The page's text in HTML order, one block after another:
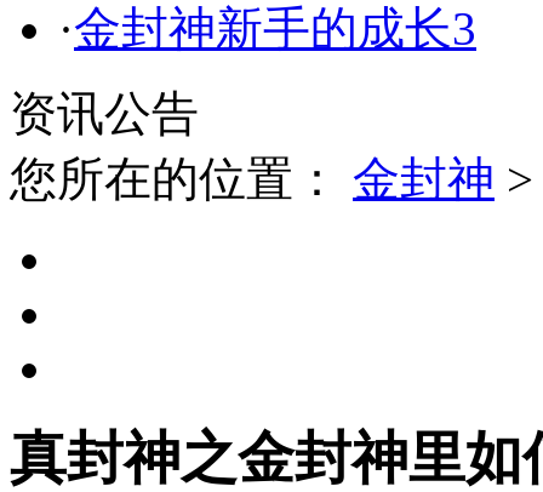
·金封神新手的成长3
资讯公告
您所在的位置： 金封神
真封神之金封神里如